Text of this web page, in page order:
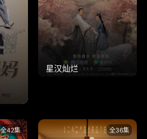
星汉灿烂
全42集 全36集